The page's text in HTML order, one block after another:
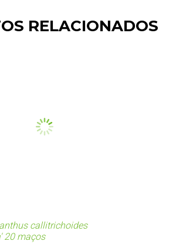
RELACIONADOS
callitrichoides
20 maços